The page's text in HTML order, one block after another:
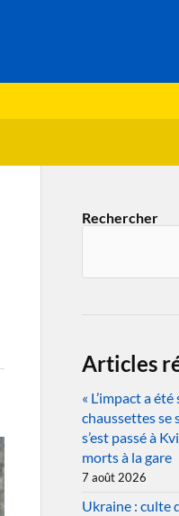
Rechercher
Articles
« L’impact a
chaussettes se
s’est passé à
morts à la gare
7 août 2026
Ukraine : culte